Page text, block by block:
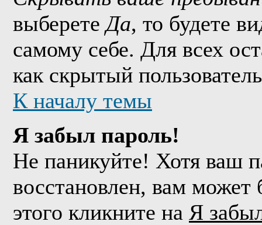
выберетеДа, то будете
самому себе. Для всех
как скрытый
К началу темы
Я забыл пароль!
Не паникуйте! Хотя ваш
восстановлен, вам
этого кликните на Я